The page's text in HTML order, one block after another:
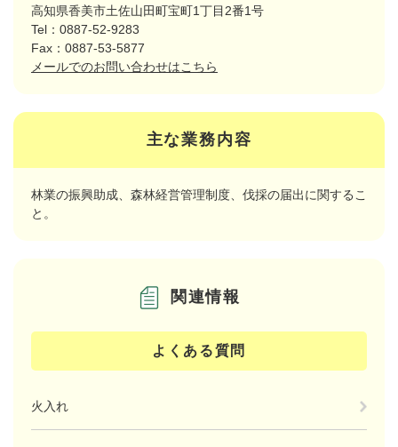
高知県香美市土佐山田町宝町1丁目2番1号
Tel：0887-52-9283
Fax：0887-53-5877
メールでのお問い合わせはこちら
主な業務内容
林業の振興助成、森林経営管理制度、伐採の届出に関するこ
と。
関連情報
よくある質問
火入れ